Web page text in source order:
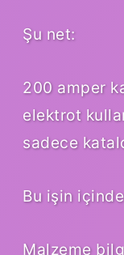
Şu net:
200 amper
elektrot
sadece
Bu işin
Malzeme